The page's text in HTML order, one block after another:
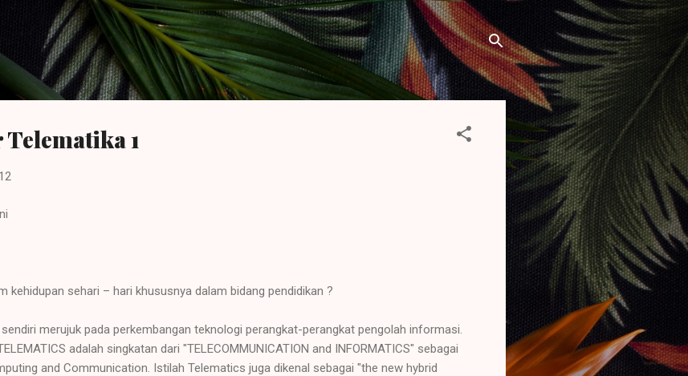
Langsung ke konten utama
1
kehidupan sehari – hari khususnya dalam bidang pendidikan ?
merujuk pada perkembangan teknologi perangkat-perangkat pengolah informasi.
adalah singkatan dari "TELECOMMUNICATION and INFORMATICS" sebagai
and Communication. Istilah Telematics juga dikenal sebagai "the new hybrid